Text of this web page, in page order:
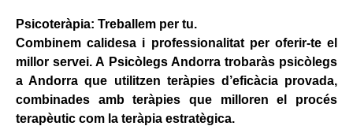
Psicoteràpia: Treballem per tu.
Combinem calidesa i professionalitat per oferir-te el
millor servei. A Psicòlegs Andorra trobaràs psicòlegs
a Andorra que utilitzen teràpies d’eficàcia provada,
combinades amb teràpies que milloren el procés
terapèutic com la teràpia estratègica.